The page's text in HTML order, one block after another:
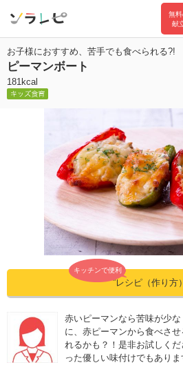
無
献
お子様におすすめ、苦手でも食べられる?!
ピーマンボート
181kcal
キッチンで便利
”レシピ（作り方
赤いピーマンなら苦味が少
に、赤ピーマンから食べさ
れるかも？！是非お試しく
った優しい味付けでもあり